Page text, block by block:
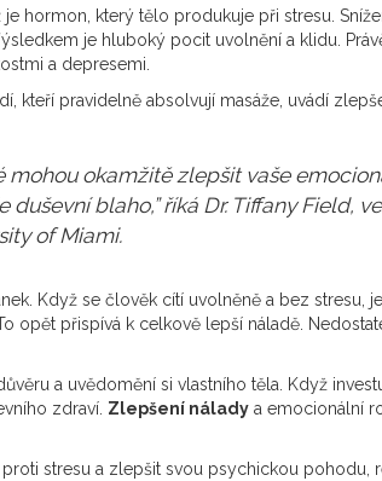
hormon, který tělo produkuje při stresu.
je hluboký pocit uvolnění a klidu.
a depresemi.
kteří pravidelně absolvují masáže, uvádí
mohou okamžitě zlepšit vaše
blaho,” říká Dr. Tiffany Field,
of Miami.
Když se člověk cítí uvolněně a bez stresu, je
opět přispívá k celkově lepší náladě.
a uvědomění si vlastního těla. Když
zdraví. Zlepšení nálady a emocionální
stresu a zlepšit svou psychickou pohodu,